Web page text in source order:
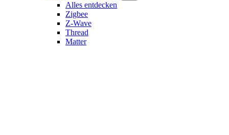
Alles entdecken
Zigbee
Z-Wave
Thread
Matter